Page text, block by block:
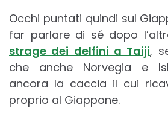
Occhi puntati quindi sul
far parlare di sé dopo
strage dei delfini a Taiji,
che anche Norvegia e
ancora la caccia il cui
proprio al Giappone.